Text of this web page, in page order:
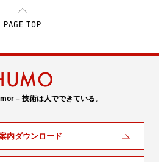
PAGE TOP
– 技術は人でできている。
内ダウンロード